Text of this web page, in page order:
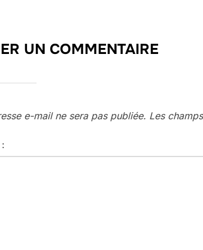
UN COMMENTAIRE
e-mail ne sera pas publiée. Les